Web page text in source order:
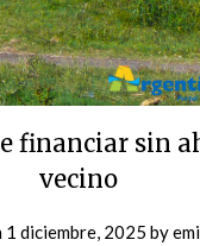
financiar sin
vecino
1 diciembre, 2025 by